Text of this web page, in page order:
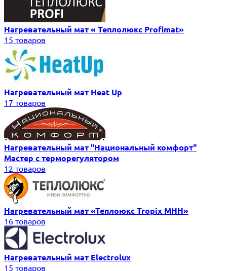
Нагревательный мат « Теплолюкс Profimat»
15 товаров
Нагревательный мат Heat Up
17 товаров
Нагревательный мат "Национальный комфорт"
Мастер с терморегулятором
12 товаров
Нагревательный мат «Теплоюкс Tropix MHH»
16 товаров
Нагревательный мат Electrolux
15 товаров